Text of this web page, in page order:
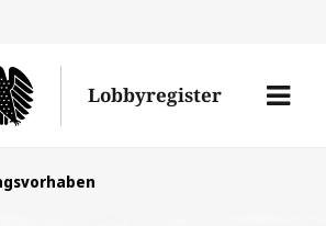
Lobbyregister
Menü